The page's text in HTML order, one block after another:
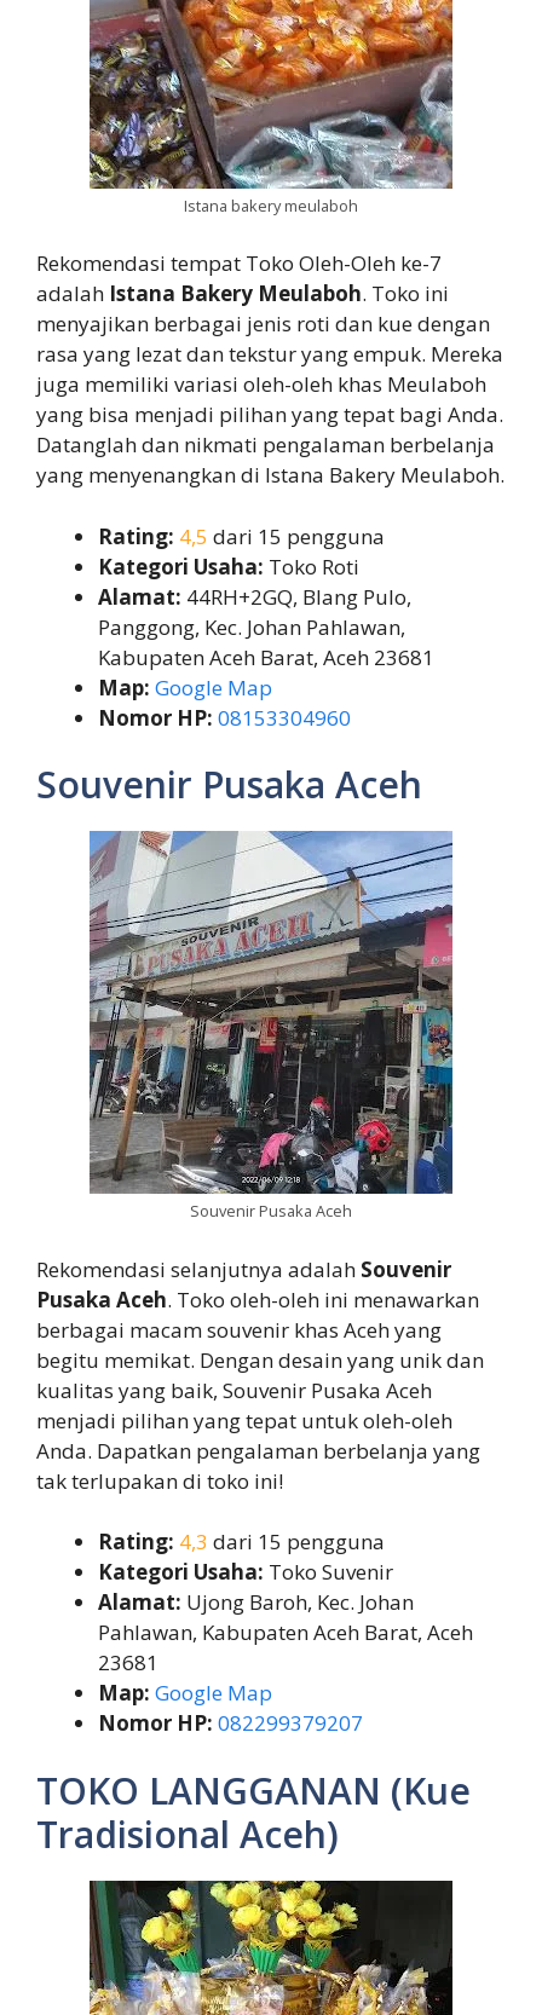
Istana bakery meulaboh
Rekomendasi tempat Toko Oleh-Oleh ke-7
adalah Istana Bakery Meulaboh. Toko ini
menyajikan berbagai jenis roti dan kue dengan
rasa yang lezat dan tekstur yang empuk. Mereka
juga memiliki variasi oleh-oleh khas Meulaboh
yang bisa menjadi pilihan yang tepat bagi Anda.
Datanglah dan nikmati pengalaman berbelanja
yang menyenangkan di Istana Bakery Meulaboh.
Rating: 4,5 dari 15 pengguna
Kategori Usaha: Toko Roti
Alamat: 44RH+2GQ, Blang Pulo,
Panggong, Kec. Johan Pahlawan,
Kabupaten Aceh Barat, Aceh 23681
Map: Google Map
Nomor HP: 08153304960
Souvenir Pusaka Aceh
Souvenir Pusaka Aceh
Rekomendasi selanjutnya adalah Souvenir
Pusaka Aceh. Toko oleh-oleh ini menawarkan
berbagai macam souvenir khas Aceh yang
begitu memikat. Dengan desain yang unik dan
kualitas yang baik, Souvenir Pusaka Aceh
menjadi pilihan yang tepat untuk oleh-oleh
Anda. Dapatkan pengalaman berbelanja yang
tak terlupakan di toko ini!
Rating: 4,3 dari 15 pengguna
Kategori Usaha: Toko Suvenir
Alamat: Ujong Baroh, Kec. Johan
Pahlawan, Kabupaten Aceh Barat, Aceh
23681
Map: Google Map
Nomor HP: 082299379207
TOKO LANGGANAN (Kue
Tradisional Aceh)